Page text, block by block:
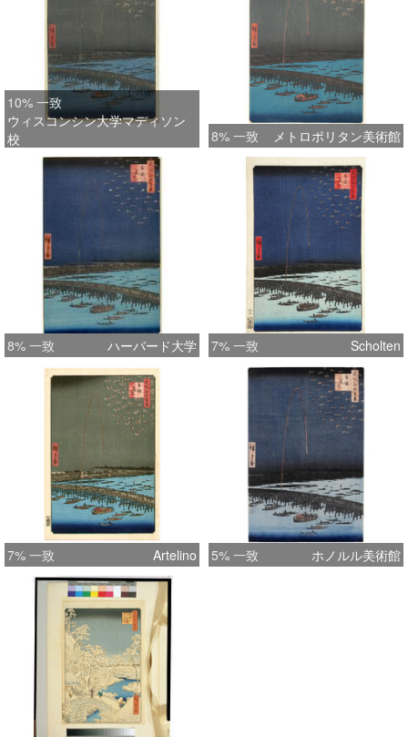
10% 一致
ウィスコンシン大学マディソン
校
8% 一致 メトロポリタン美術館
8% 一致 ハーバード大学 7% 一致 Scholten
7% 一致 Artelino 5% 一致 ホノルル美術館